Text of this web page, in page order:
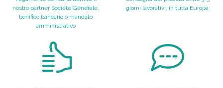
nostro partner Société Générale,
bonifico bancario o mandato
amministrativo
giorni lavorativi, in tutta Europa